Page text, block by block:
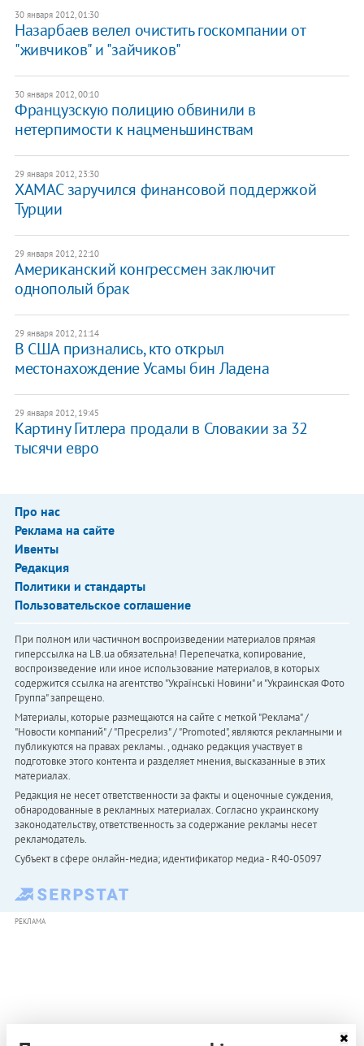
30 января 2012, 01:30
Назарбаев велел очистить госкомпании от
"живчиков" и "зайчиков"
30 января 2012, 00:10
Французскую полицию обвинили в
нетерпимости к нацменьшинствам
29 января 2012, 23:30
ХАМАС заручился финансовой поддержкой
Турции
29 января 2012, 22:10
Американский конгрессмен заключит
однополый брак
29 января 2012, 21:14
В США признались, кто открыл
местонахождение Усамы бин Ладена
29 января 2012, 19:45
Картину Гитлера продали в Словакии за 32
тысячи евро
Про нас
Реклама на сайте
Ивенты
Редакция
Политики и стандарты
Пользовательское соглашение
При полном или частичном воспроизведении материалов прямая
гиперссылка на LB.ua обязательна! Перепечатка, копирование,
воспроизведение или иное использование материалов, в которых
содержится ссылка на агентство "Українськi Новини" и "Украинская Фото
Группа" запрещено.
Материалы, которые размещаются на сайте с меткой "Реклама" /
"Новости компаний" / "Пресрелиз" / "Promoted", являются рекламными и
публикуются на правах рекламы. , однако редакция участвует в
подготовке этого контента и разделяет мнения, высказанные в этих
материалах.
Редакция не несет ответственности за факты и оценочные суждения,
обнародованные в рекламных материалах. Согласно украинскому
законодательству, ответственность за содержание рекламы несет
рекламодатель.
Субъект в сфере онлайн-медиа; идентификатор медиа - R40-05097
РЕКЛАМА